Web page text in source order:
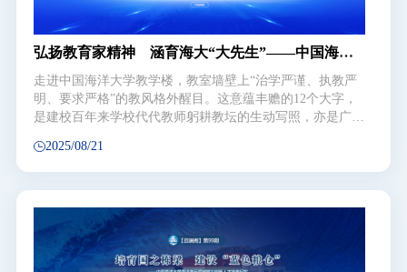
弘扬教育家精神 涵育海大“大先生”——中国海洋
大学多措并举打造高水平教师队伍
走进中国海洋大学教学楼，教室墙壁上“治学严谨、执教严
明、要求严格”的教风格外醒目。这意蕴丰赡的12个大字，
是建校百年来学校代代教师躬耕教坛的生动写照，亦是广大
党对人才工作的全面领导，大力弘扬教育家精神，牢固树立
人才是第一资源理念”“要自觉将人才强校战略作为推动学校
事业高质量发展的核心战略”“引导激励广大教师胸怀蓝色梦
想，做‘大先生’、出大成果、育大英才”“巩固提升世界重要
海洋人才中心和创新高地”……在5月26日召开的中国海洋大
学人才工作会议上，校长张峻峰的话铿锵有力，对学校人才
工作思虑之远，对人才发展谋划之深，令全校教职工备受鼓
2025/08/21